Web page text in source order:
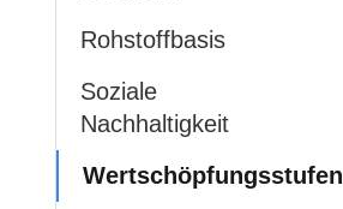
Rohstoffbasis
Soziale
Nachhaltigkeit
Wertschöpfungsstufen